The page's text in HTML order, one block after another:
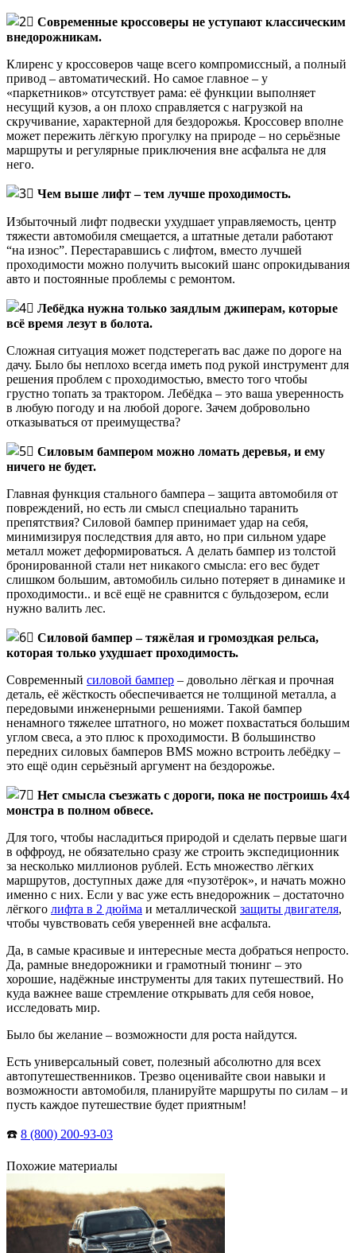
Современные кроссоверы не уступают классическим
внедорожникам.
Клиренс у кроссоверов чаще всего компромиссный, а полный
привод – автоматический. Но самое главное – у
«паркетников» отсутствует рама: её функции выполняет
несущий кузов, а он плохо справляется с нагрузкой на
скручивание, характерной для бездорожья. Кроссовер вполне
может пережить лёгкую прогулку на природе – но серьёзные
маршруты и регулярные приключения вне асфальта не для
него.
Чем выше лифт – тем лучше проходимость.
Избыточный лифт подвески ухудшает управляемость, центр
тяжести автомобиля смещается, а штатные детали работают
“на износ”. Перестаравшись с лифтом, вместо лучшей
проходимости можно получить высокий шанс опрокидывания
авто и постоянные проблемы с ремонтом.
Лебёдка нужна только заядлым джиперам, которые
всё время лезут в болота.
Сложная ситуация может подстерегать вас даже по дороге на
дачу. Было бы неплохо всегда иметь под рукой инструмент для
решения проблем с проходимостью, вместо того чтобы
грустно топать за трактором. Лебёдка – это ваша уверенность
в любую погоду и на любой дороге. Зачем добровольно
отказываться от преимущества?
Силовым бампером можно ломать деревья, и ему
ничего не будет.
Главная функция стального бампера – защита автомобиля от
повреждений, но есть ли смысл специально таранить
препятствия? Силовой бампер принимает удар на себя,
минимизируя последствия для авто, но при сильном ударе
металл может деформироваться. А делать бампер из толстой
бронированной стали нет никакого смысла: его вес будет
слишком большим, автомобиль сильно потеряет в динамике и
проходимости.. и всё ещё не сравнится с бульдозером, если
нужно валить лес.
Силовой бампер – тяжёлая и громоздкая рельса,
которая только ухудшает проходимость.
Современный силовой бампер – довольно лёгкая и прочная
деталь, её жёсткость обеспечивается не толщиной металла, а
передовыми инженерными решениями. Такой бампер
ненамного тяжелее штатного, но может похвастаться большим
углом свеса, а это плюс к проходимости. В большинство
передних силовых бамперов BMS можно встроить лебёдку –
это ещё один серьёзный аргумент на бездорожье.
Нет смысла съезжать с дороги, пока не построишь 4х4
монстра в полном обвесе.
Для того, чтобы насладиться природой и сделать первые шаги
в оффроуд, не обязательно сразу же строить экспедиционник
за несколько миллионов рублей. Есть множество лёгких
маршрутов, доступных даже для «пузотёрок», и начать можно
именно с них. Если у вас уже есть внедорожник – достаточно
лёгкого лифта в 2 дюйма и металлической защиты двигателя,
чтобы чувствовать себя уверенней вне асфальта.
Да, в самые красивые и интересные места добраться непросто.
Да, рамные внедорожники и грамотный тюнинг – это
хорошие, надёжные инструменты для таких путешествий. Но
куда важнее ваше стремление открывать для себя новое,
исследовать мир.
Было бы желание – возможности для роста найдутся.
Есть универсальный совет, полезный абсолютно для всех
автопутешественников. Трезво оценивайте свои навыки и
возможности автомобиля, планируйте маршруты по силам – и
пусть каждое путешествие будет приятным!
☎️ 8 (800) 200-93-03
Похожие материалы